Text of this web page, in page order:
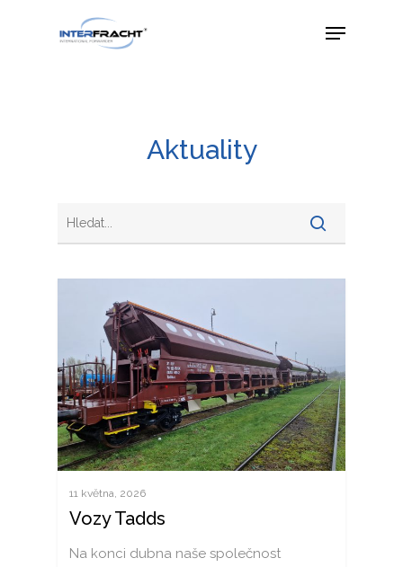
Aktuality
11 května, 2026
Vozy Tadds
Na konci dubna naše společnost